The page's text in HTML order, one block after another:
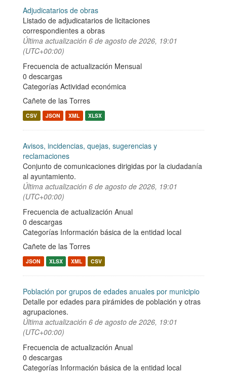
Adjudicatarios de obras
Listado de adjudicatarios de licitaciones
correspondientes a obras
Última actualización 6 de agosto de 2026, 19:01
(UTC+00:00)
Frecuencia de actualización Mensual
0 descargas
Categorías Actividad económica
Cañete de las Torres
CSV JSON XML XLSX
Avisos, incidencias, quejas, sugerencias y
reclamaciones
Conjunto de comunicaciones dirigidas por la ciudadanía
al ayuntamiento.
Última actualización 6 de agosto de 2026, 19:01
(UTC+00:00)
Frecuencia de actualización Anual
0 descargas
Categorías Información básica de la entidad local
Cañete de las Torres
JSON XLSX XML CSV
Población por grupos de edades anuales por municipio
Detalle por edades para pirámides de población y otras
agrupaciones.
Última actualización 6 de agosto de 2026, 19:01
(UTC+00:00)
Frecuencia de actualización Anual
0 descargas
Categorías Información básica de la entidad local